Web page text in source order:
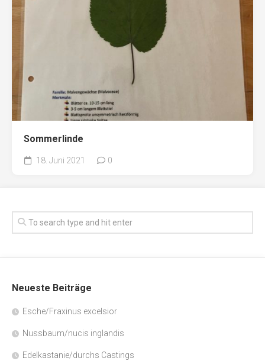
Sommerlinde
18. Juni 2021 0
Neueste Beiträge
Esche/Fraxinus excelsior
Nussbaum/nucis inglandis
Edelkastanie/durchs Castings